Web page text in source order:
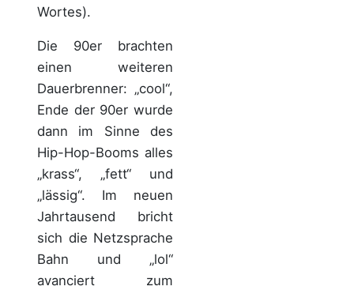
Wortes).
Die 90er brachten
einen weiteren
Dauerbrenner: „cool“,
Ende der 90er wurde
dann im Sinne des
Hip-Hop-Booms alles
„krass“, „fett“ und
„lässig“. Im neuen
Jahrtausend bricht
sich die Netzsprache
Bahn und „lol“
avanciert zum